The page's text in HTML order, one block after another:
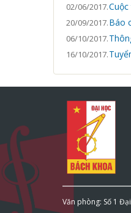
02/06/2017.
20/09/2017.Báo
06/10/2017.
16/10/2017.
Văn phòng: Số 1